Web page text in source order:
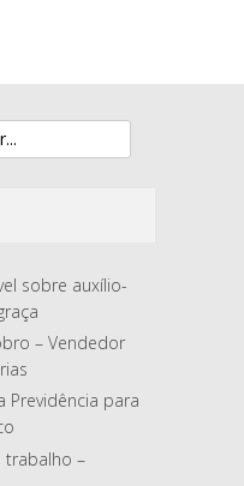
sobre auxílio-
– Vendedor
Previdência para
trabalho –